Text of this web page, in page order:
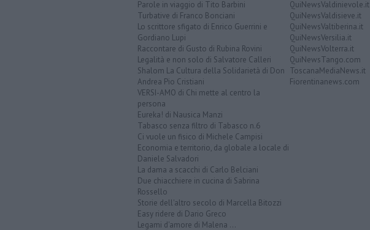
Parole in viaggio di Tito Barbini
Turbative di Franco Bonciani
Lo scrittore sfigato di Enrico Guerrini e
Gordiano Lupi
Raccontare di Gusto di Rubina Rovini
Legalità e non solo di Salvatore Calleri
Shalom La Cultura della Solidarietà di Don
Andrea Pio Cristiani
VERSI-AMO di Chi mette al centro la
persona
Eureka! di Nausica Manzi
Tabasco senza filtro di Tabasco n.6
Ci vuole un fisico di Michele Campisi
Economia e territorio, da globale a locale di
Daniele Salvadori
La dama a scacchi di Carlo Belciani
Due chiacchiere in cucina di Sabrina
Rossello
Storie dell'altro secolo di Marcella Bitozzi
Easy ridere di Dario Greco
Legami d'amore di Malena ...
QuiNewsValdinievole.it
QuiNewsValdisieve.it
QuiNewsValtiberina.it
QuiNewsVersilia.it
QuiNewsVolterra.it
QuiNewsTango.com
ToscanaMediaNews.it
Fiorentinanews.com